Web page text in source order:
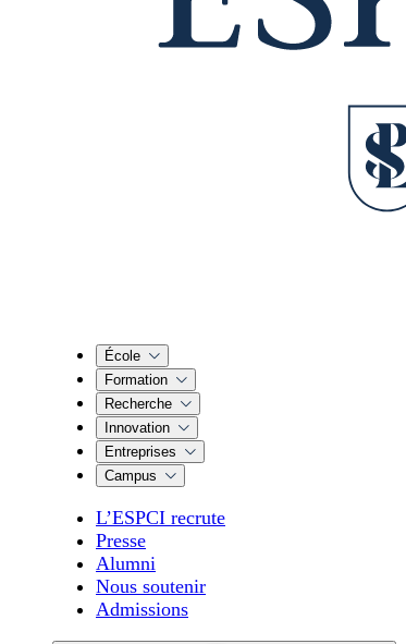
École
Formation
Recherche
Innovation
Entreprises
Campus
L’ESPCI recrute
Presse
Alumni
Nous soutenir
Admissions